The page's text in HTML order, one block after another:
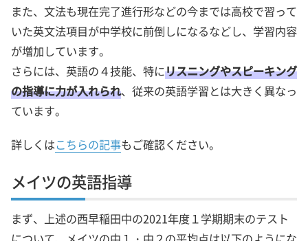
また、文法も現在完了進行形などの今までは高校で習って
いた英文法項目が中学校に前倒しになるなどし、学習内容
が増加しています。
さらには、英語の４技能、特にリスニングやスピーキング
の指導に力が入れられ、従来の英語学習とは大きく異なっ
ています。
詳しくはこちらの記事もご確認ください。
メイツの英語指導
まず、上述の西早稲田中の2021年度１学期期末のテスト